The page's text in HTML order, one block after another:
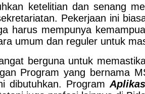
ketelitian dan senang
Pekerjaan ini
harus mempunya
umum dan reguler untuk
berguna untuk
Program yang bernama
dibutuhkan. Program